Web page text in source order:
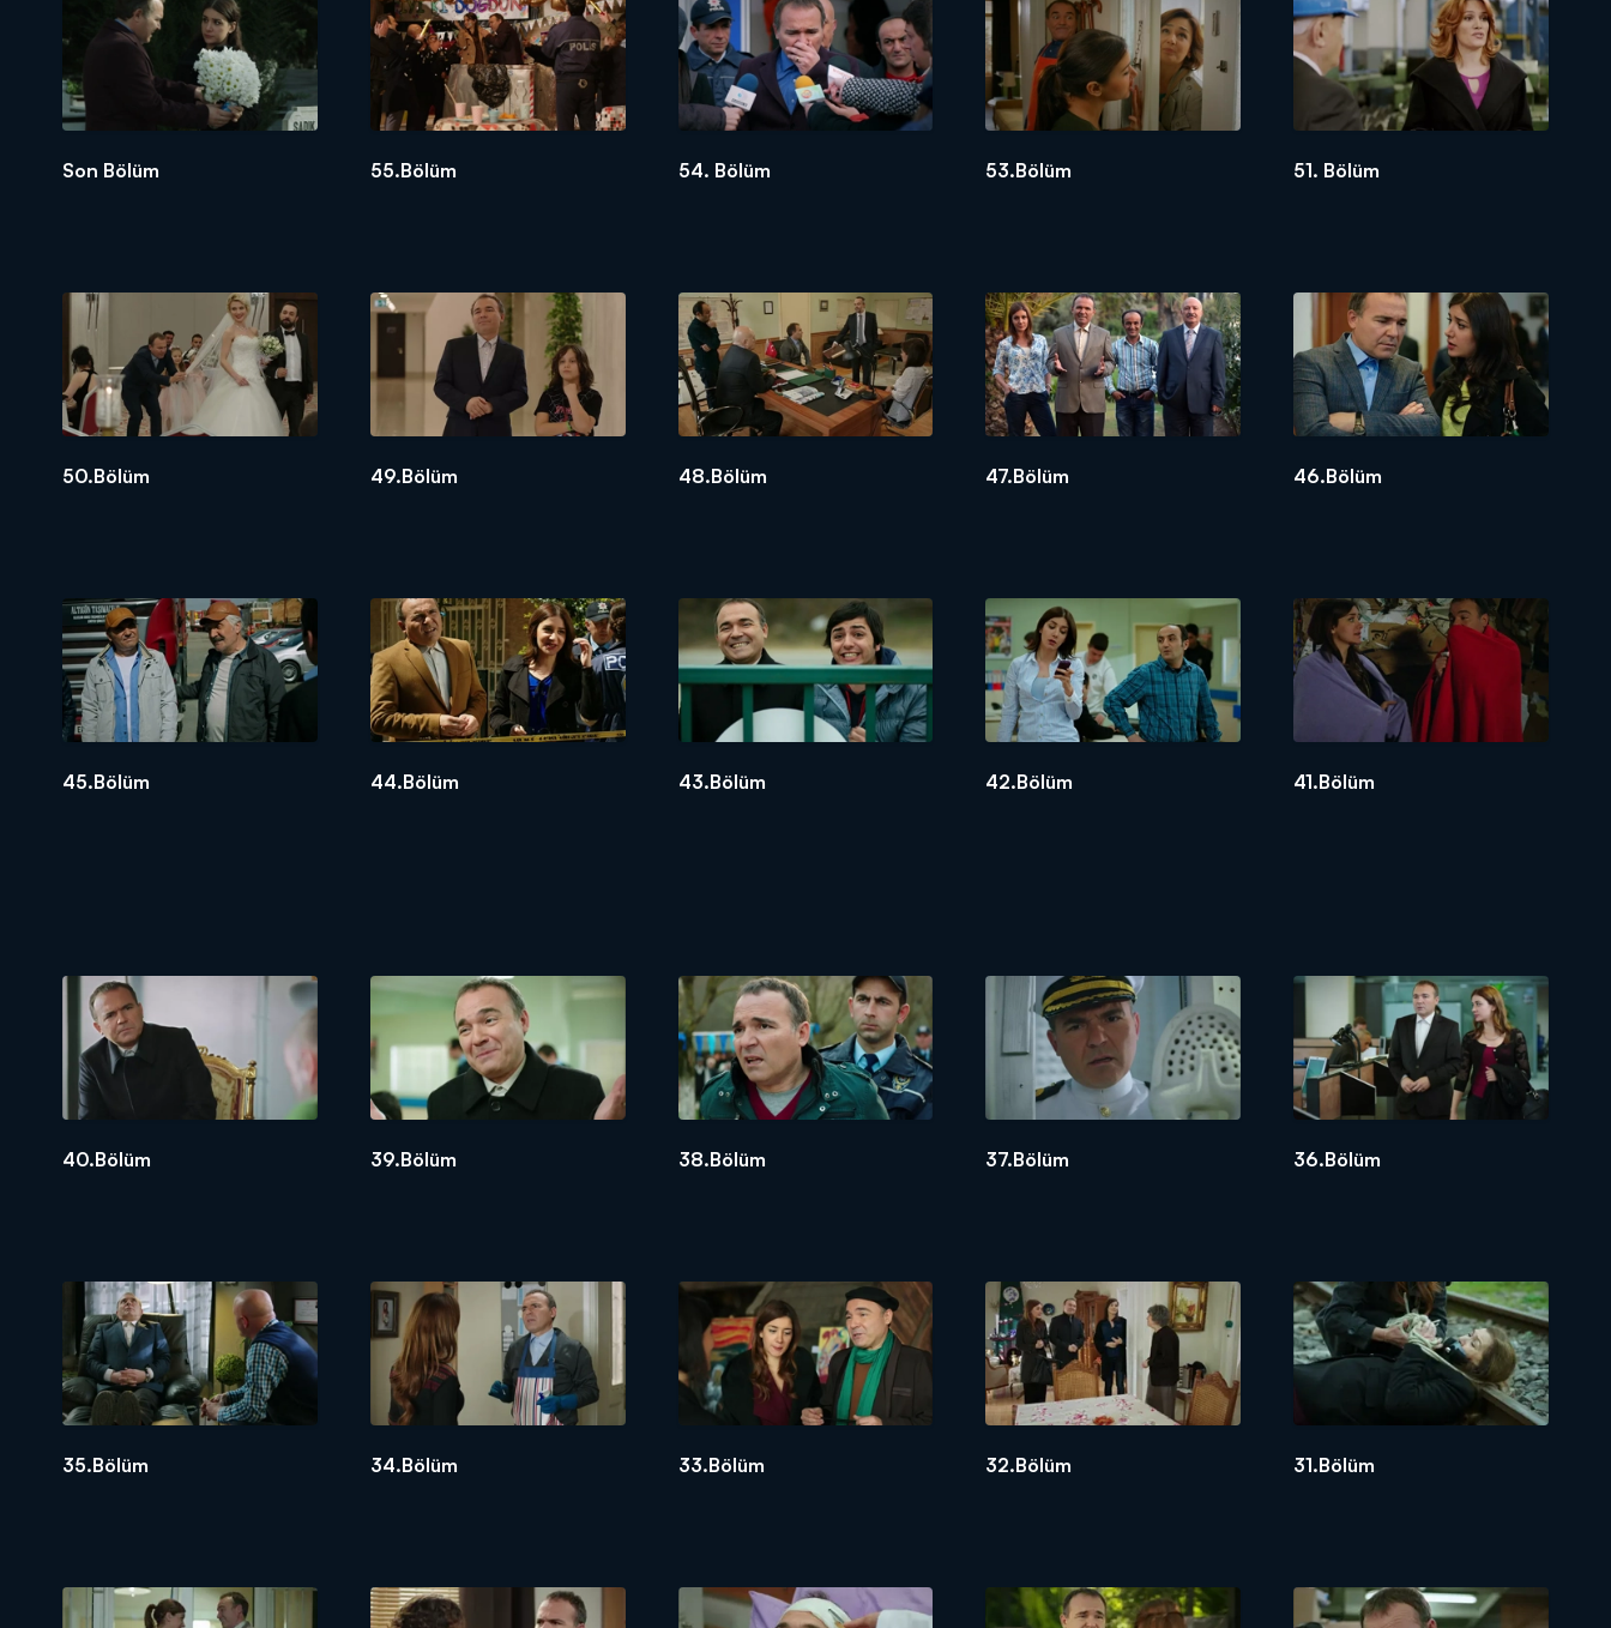
Son Bölüm 55.Bölüm 54. Bölüm 53.Bölüm 51. Bölüm
50.Bölüm 49.Bölüm 48.Bölüm 47.Bölüm 46.Bölüm
45.Bölüm 44.Bölüm 43.Bölüm 42.Bölüm 41.Bölüm
40.Bölüm 39.Bölüm 38.Bölüm 37.Bölüm 36.Bölüm
35.Bölüm 34.Bölüm 33.Bölüm 32.Bölüm 31.Bölüm